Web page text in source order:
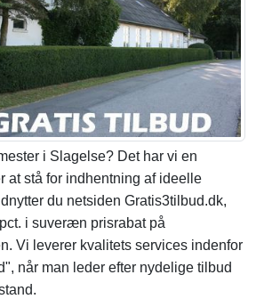
i Slagelse? Det har vi en
at stå for indhentning af ideelle
du netsiden Gratis3tilbud.dk,
i suveræn prisrabat på
Vi leverer kvalitets services indenfor
når man leder efter nydelige tilbud